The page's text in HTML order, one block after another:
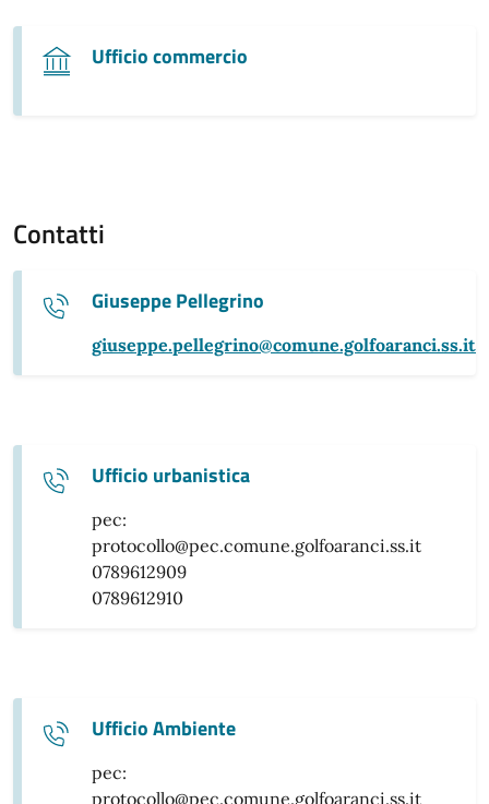
Ufficio commercio
Contatti
Giuseppe Pellegrino
giuseppe.pellegrino@comune.golfoaranci.ss.it
Ufficio urbanistica
pec:
protocollo@pec.comune.golfoaranci.ss.it
0789612909
0789612910
Ufficio Ambiente
pec:
protocollo@pec.comune.golfoaranci.ss.it